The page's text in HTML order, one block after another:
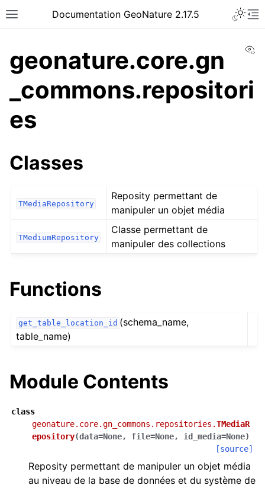
Documentation GeoNature 2.17.5
geonature.core.gn
_commons.repositori
es
Classes
TMediaRepository
Reposity permettant de
manipuler un objet média
TMediumRepository
Classe permettant de
manipuler des collections
Functions
get_table_location_id (schema_name,
table_name)
Module Contents
class
geonature.core.gn_commons.repositories.TMediaR
epository(data=None, file=None, id_media=None)
[source]
Reposity permettant de manipuler un objet média
au niveau de la base de données et du système de